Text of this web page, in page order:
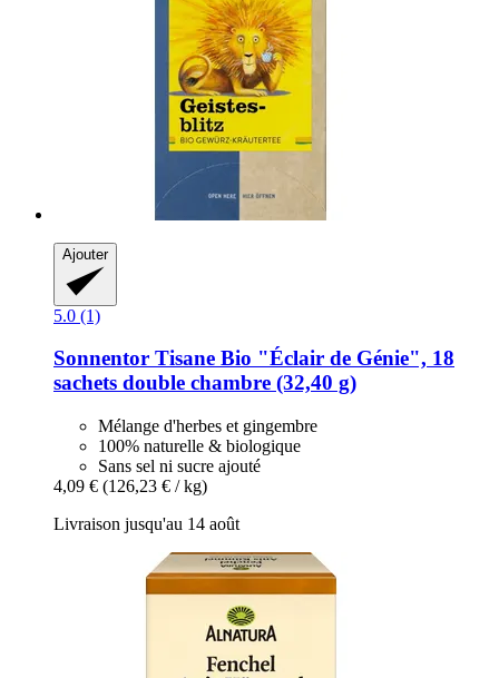
Ajouter
5.0 (1)
Sonnentor Tisane Bio "Éclair de Génie", 18
sachets double chambre (32,40 g)
Mélange d'herbes et gingembre
100% naturelle & biologique
Sans sel ni sucre ajouté
4,09 € (126,23 € / kg)
Livraison jusqu'au 14 août